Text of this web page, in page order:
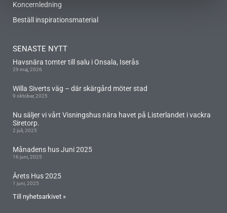
SENASTE NYTT
Havsnära tomter till salu i Onsala, Iserås
29 maj, 2026
Willa Siverts väg – där skärgård möter stad
9 oktober, 2025
Nu säljer vi vårt Visningshus nära havet på Listerlandet i vackra
Siretorp.
2 juli, 2025
Månadens hus Juni 2025
16 juni, 2025
Årets Hus 2025
1 juni, 2025
Till nyhetsarkivet »
Koncernledning
Beställ inspirationsmaterial